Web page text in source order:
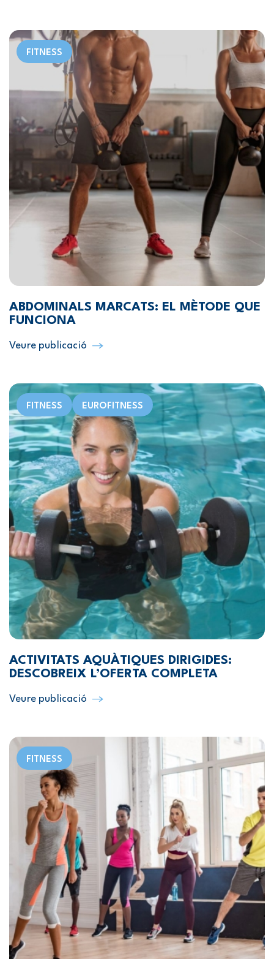
FITNESS
ABDOMINALS MARCATS: EL MÈTODE QUE
FUNCIONA
Veure publicació
FITNESS EUROFITNESS
ACTIVITATS AQUÀTIQUES DIRIGIDES:
DESCOBREIX L’OFERTA COMPLETA
Veure publicació
FITNESS